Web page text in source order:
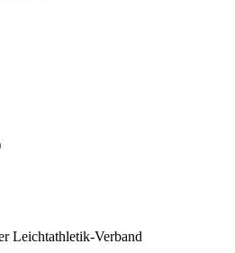
Leichtathletik-Verband